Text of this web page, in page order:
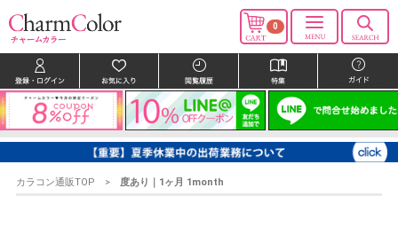
0
カラコン通販TOP 度あり 1ヶ月 1month